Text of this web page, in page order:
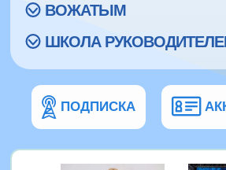
ВОЖАТЫМ
ШКОЛА
ПОДПИСКА